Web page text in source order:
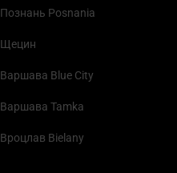
Познань Posnania
Щецин
Варшава Blue City
Варшава Tamka
Вроцлав Bielany